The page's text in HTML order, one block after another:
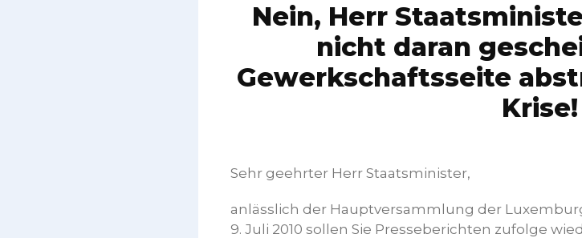
Nein, Herr
nicht daran
Gewerkschaftsseite
Krise!
Sehr geehrter Herr Staatsminister,
anlässlich der Hauptversammlung der
9. Juli 2010 sollen Sie Presseberichten zufolge